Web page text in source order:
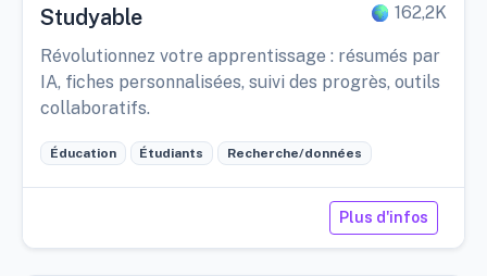
Studyable 162,2K
Révolutionnez votre apprentissage : résumés par
IA, fiches personnalisées, suivi des progrès, outils
collaboratifs.
Éducation Étudiants Recherche/données
Plus d'infos